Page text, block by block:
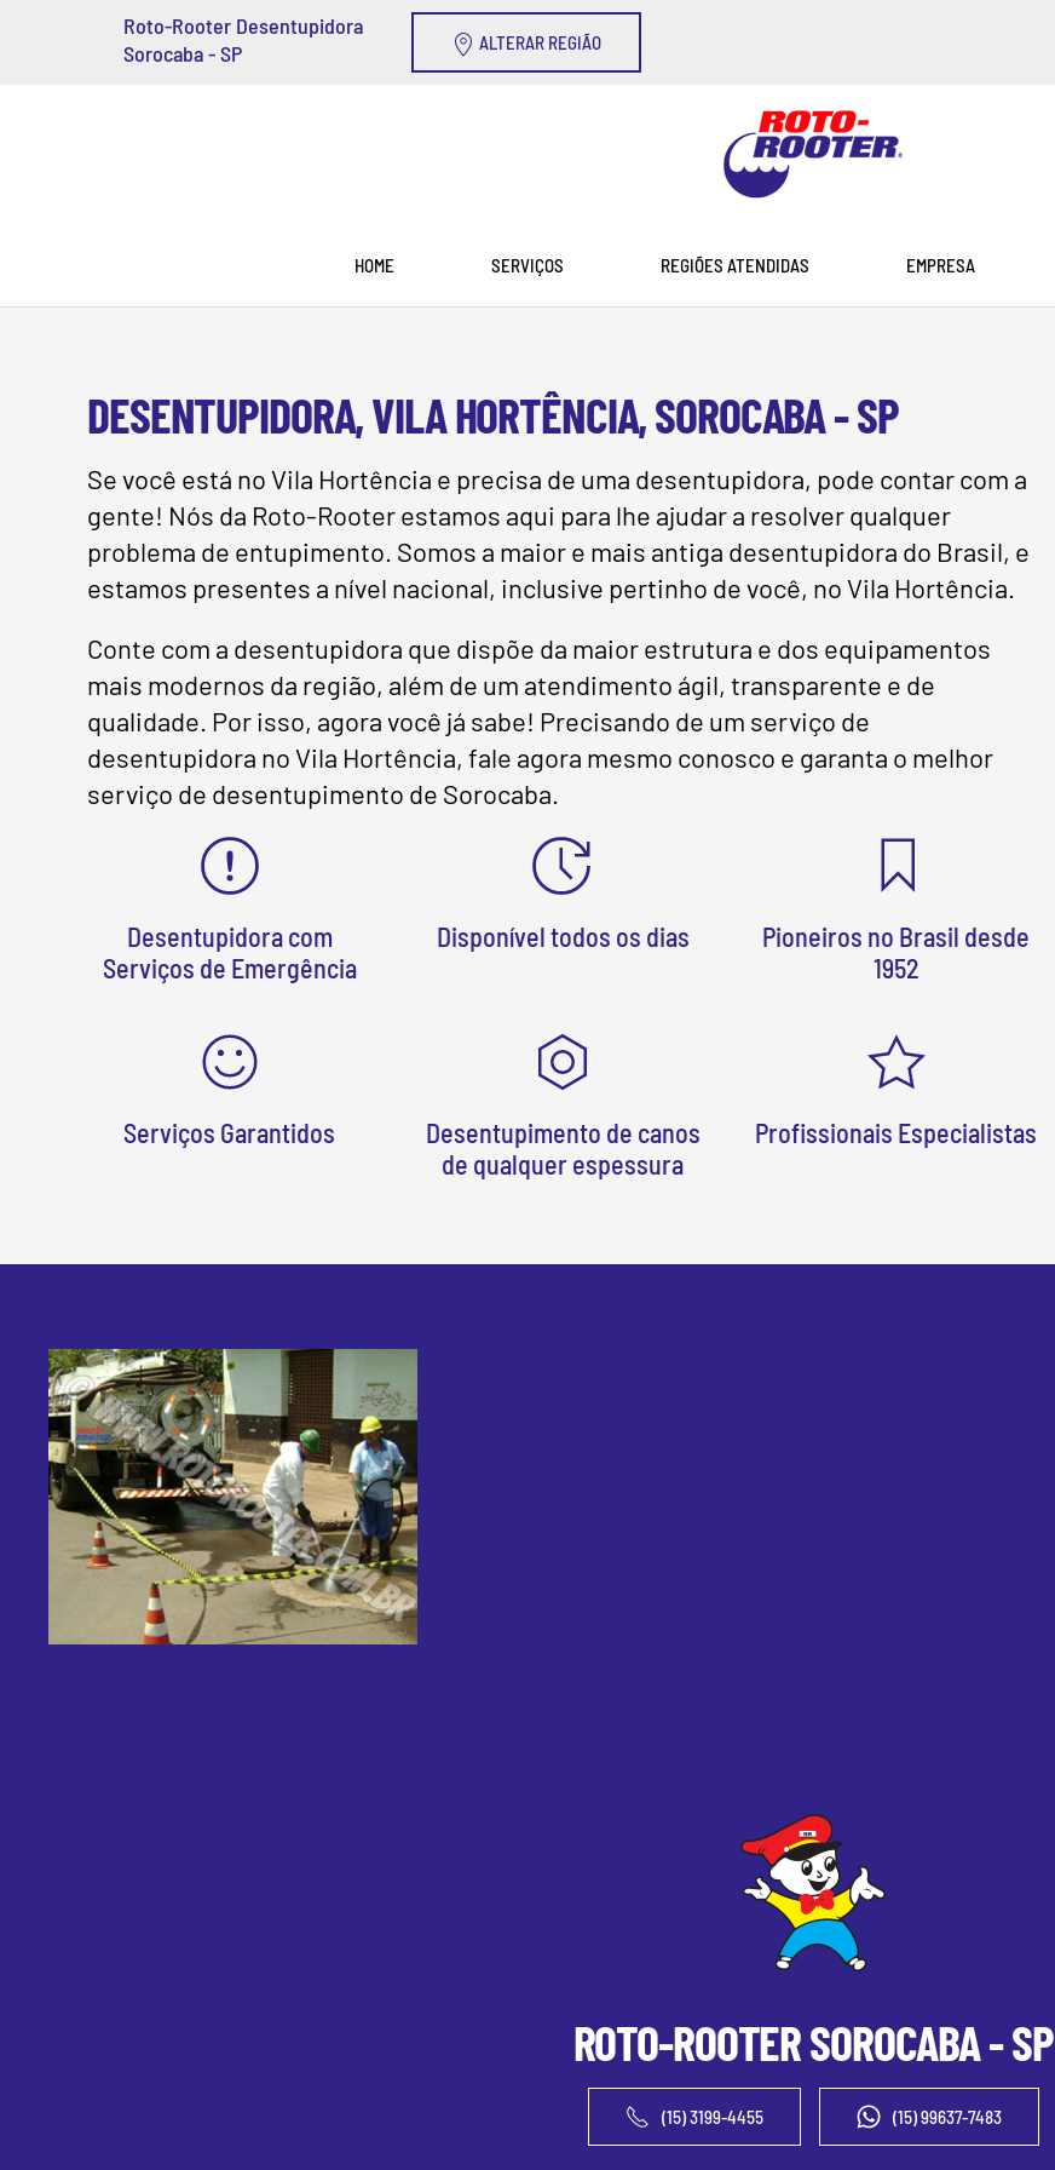
Skip to main content
Roto-Rooter Desentupidora
Sorocaba - SP
ALTERAR REGIÃO
HOME SERVIÇOS REGIÕES ATENDIDAS EMPRESA
DESENTUPIDORA, VILA HORTÊNCIA, SOROCABA - SP
Se você está no Vila Hortência e precisa de uma desentupidora, pode contar com a
gente! Nós da Roto-Rooter estamos aqui para lhe ajudar a resolver qualquer
problema de entupimento. Somos a maior e mais antiga desentupidora do Brasil, e
estamos presentes a nível nacional, inclusive pertinho de você, no Vila Hortência.
Conte com a desentupidora que dispõe da maior estrutura e dos equipamentos
mais modernos da região, além de um atendimento ágil, transparente e de
qualidade. Por isso, agora você já sabe! Precisando de um serviço de
desentupidora no Vila Hortência, fale agora mesmo conosco e garanta o melhor
serviço de desentupimento de Sorocaba.
Desentupidora com
Serviços de Emergência
Disponível todos os dias
Pioneiros no Brasil desde
1952
Serviços Garantidos
Desentupimento de canos
de qualquer espessura
Profissionais Especialistas
ROTO-ROOTERSOROCABA - SP
(15) 3199-4455 (15) 99637-7483